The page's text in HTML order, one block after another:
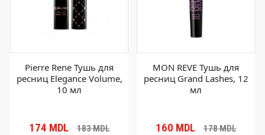
Pierre Rene Тушь для
ресниц Elegance Volume,
10 мл
174 MDL 183MDL
MON REVE Тушь для
ресниц Grand Lashes, 12
мл
160 MDL 178MDL